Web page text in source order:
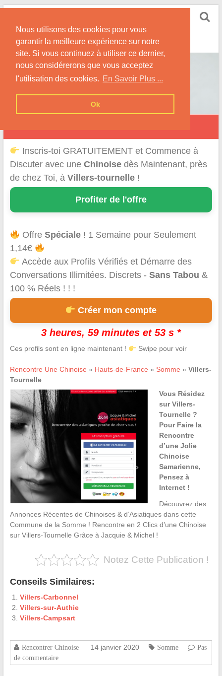
Nous utilisons des cookies pour vous
garantir la meilleure expérience sur notre
site. Si vous continuez à utiliser ce dernier,
nous considérerons que vous acceptez
l'utilisation des cookies. En Savoir Plus ...
Ok
Skip
content
Nos Conseils pour Rencontrer Une Femme
Originaire de Chine !
Inscris-toi GRATUITEMENT et Commence à
Discuter avec une Chinoisedès Maintenant, près
de chez Toi, à Villers-tournelle!
Profiter de l'offre
OffreSpéciale ! 1 Semaine pour Seulement
1,14€
Accède aux Profils Vérifiés et Démarre des
Conversations Illimitées. Discrets - Sans Tabou &
100 % Réels ! ! !
Créer mon compte
3 heures, 59 minutes et 53 s *
Ces profils sont en ligne maintenant ! Swipe pour voir
Rencontre Une Chinoise » Hauts-de-France » Somme » Villers-
Tournelle
Vous Résidez
sur Villers-
Tournelle ?
Pour Faire la
Rencontre
d’une Jolie
Chinoise
Samarienne,
Pensez à
Internet !
Découvrez des
Annonces Récentes de Chinoises & d’Asiatiques dans cette
Commune de la Somme ! Rencontre en 2 Clics d’une Chinoise
sur Villers-Tournelle Grâce à Jacquie & Michel !
Notez Cette Publication !
Conseils Similaires:
Villers-Carbonnel
Villers-sur-Authie
Villers-Campsart
Rencontrer Chinoise 14 janvier 2020 Somme
Pas
de commentaire